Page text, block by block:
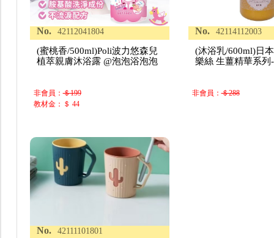
No. 42112041804
(蜜桃香/500ml)Poli波力悠森兒
植萃親膚沐浴露 @泡泡浴泡泡
非會員：＄199
教材金：＄ 44
No. 42114112003
(沐浴乳/600ml)日
樂絲 生薑精華系列
非會員：＄288
No. 42111101801